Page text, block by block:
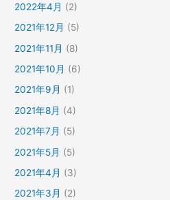
2022年4月 (2)
2021年12月 (5)
2021年11月 (8)
2021年10月 (6)
2021年9月 (1)
2021年8月 (4)
2021年7月 (5)
2021年5月 (5)
2021年4月 (3)
2021年3月 (2)